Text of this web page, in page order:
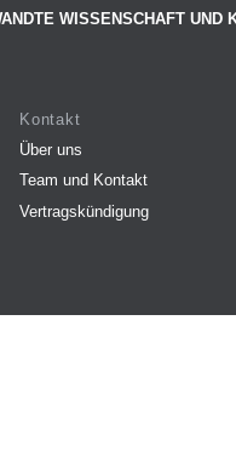
WISSENSCHAFT UND
Kontakt
Über uns
Team und Kontakt
Vertragskündigung